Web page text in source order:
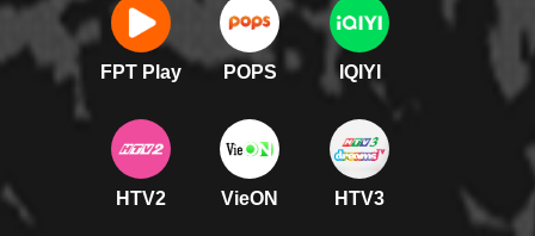
FPT Play POPS IQIYI
HTV2 VieON HTV3